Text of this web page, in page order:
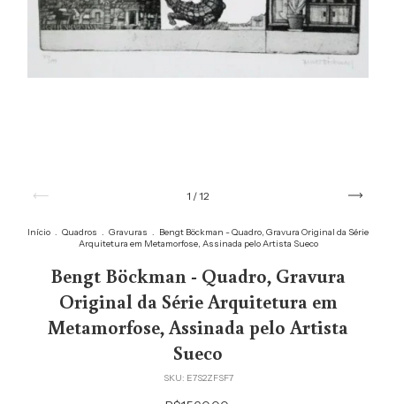
1 /12
Início . Quadros . Gravuras . Bengt Böckman - Quadro, Gravura Original da Série
Arquitetura em Metamorfose, Assinada pelo Artista Sueco
Bengt Böckman - Quadro, Gravura
Original da Série Arquitetura em
Metamorfose, Assinada pelo Artista
Sueco
SKU: E7S2ZFSF7